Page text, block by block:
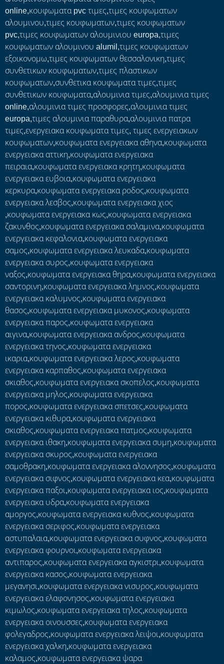
online,κουφωματα pvc τιμες,τιμες κουφωματων
αλουμινου,τιμες κουφωματων,τιμες κουφωματων
pvc,τιμες κουφωματων αλουμινιου europa,τιμες
κουφωματων αλουμινου alumil,τιμες κουφωματων
εξοικονομω,τιμες κουφωματων θεσσαλονικη,τιμες
συνθετικων κουφωματων,τιμες πλαστικων
κουφωματων,συνθετικα κουφωματα τιμες,τιμες
συνθετικων κουφωματα,αλουμινια τιμες,αλουμινια τιμες
online,αλουμινια τιμες προσφορες,αλουμινια τιμες
europa,τιμες αλουμινια παραθυρα,αλουμινια πατρα
τιμες,ενεργειακα κουφωματα τιμες, τιμες ενεργειακων
κουφωματων,κουφωματα ενεργειακα αθηνα,κουφωματα
ενεργειακα αττικη,κουφωματα ενεργειακα
πειραια,κουφωματα ενεργειακα κρητη,κουφωματα
ενεργειακα ευβοια,κουφωματα ενεργειακα
κερκυρα,κουφωματα ενεργειακα ροδος,κουφωματα
ενεργειακα λεσβος,κουφωματα ενεργειακα χιος
,κουφωματα ενεργειακα κως,κουφωματα ενεργειακα
ζακυνθος,κουφωματα ενεργειακα σαλαμινα,κουφωματα
ενεργειακα κεφαλονια,κουφωματα ενεργειακα
σαμος,κουφωματα ενεργειακα λευκαδα,κουφωματα
ενεργειακα συρος,κουφωματα ενεργειακα
ναξος,κουφωματα ενεργειακα θηρα,κουφωματα ενεργειακα
σαντορινη,κουφωματα ενεργειακα λημνος,κουφωματα
ενεργειακα καλυμνος,κουφωματα ενεργειακα
θασος,κουφωματα ενεργειακα μυκονος,κουφωματα
ενεργειακα παρος,κουφωματα ενεργειακα
αιγινα,κουφωματα ενεργειακα ανδρος,κουφωματα
ενεργειακα τηνος,κουφωματα ενεργειακα
ικαρια,κουφωματα ενεργειακα λερος,κουφωματα
ενεργειακα καρπαθος,κουφωματα ενεργειακα
σκιαθος,κουφωματα ενεργειακα σκοπελος,κουφωματα
ενεργειακα μηλος,κουφωματα ενεργειακα
πορος,κουφωματα ενεργειακα σπετσες,κουφωματα
ενεργειακα κιθυρα,κουφωματα ενεργειακα
σκιαθος,κουφωματα ενεργειακα πατμος,κουφωματα
ενεργειακα ιθακη,κουφωματα ενεργειακα συμη,κουφωματα
ενεργειακα σκυρος,κουφωματα ενεργειακα
σαμοθρακη,κουφωματα ενεργειακα αλοννησος,κουφωματα
ενεργειακα σιφνος,κουφωματα ενεργειακα κεα,κουφωματα
ενεργειακα παξοι,κουφωματα ενεργειακα ιος,κουφωματα
ενεργειακα υδρα,κουφωματα ενεργειακα
αμοργος,κουφωματα ενεργειακα κυθνος,κουφωματα
ενεργειακα σεριφος,κουφωματα ενεργειακα
αστυπαλαια,κουφωματα ενεργειακα συφνος,κουφωματα
ενεργειακα φουρνοι,κουφωματα ενεργειακα
αντιπαρος,κουφωματα ενεργειακα αγκιστρι,κουφωματα
ενεργειακα κασος,κουφωματα ενεργειακα
μεγανησι,κουφωματα ενεργειακα νισυρος,κουφωματα
ενεργειακα ελαφονησος,κουφωματα ενεργειακα
κιμωλος,κουφωματα ενεργειακα τηλος,κουφωματα
ενεργειακα οινουσσες,κουφωματα ενεργειακα
φολεγαδρος,κουφωματα ενεργειακα λειψοι,κουφωματα
ενεργειακα χαλκη,κουφωματα ενεργειακα
καλαμος,κουφωματα ενεργειακα ψαρα